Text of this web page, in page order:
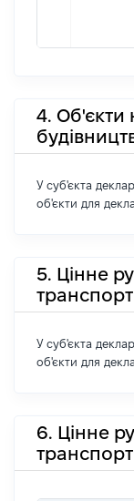
4. Об'єкти
У суб'єкта
об'єкти для
5. Цінне
У суб'єкта
об'єкти для
6. Цінне